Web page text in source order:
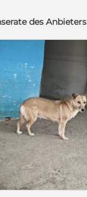
des Anbieters